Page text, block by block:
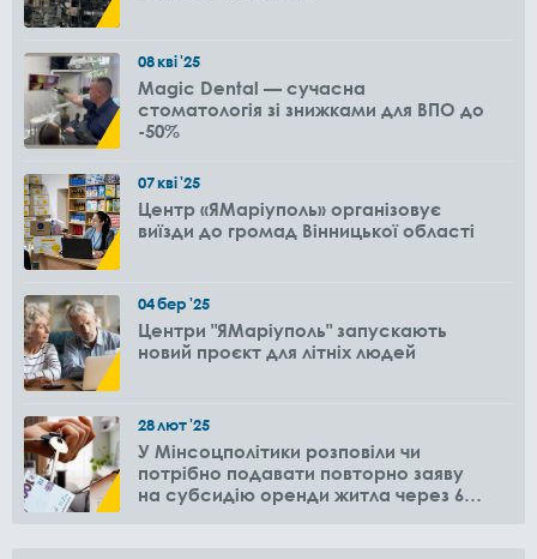
08кві'25
Magic Dental — сучасна
стоматологія зі знижками для ВПО до
-50%
07кві'25
Центр «ЯМаріуполь» організовує
виїзди до громад Вінницької області
04бер'25
Центри "ЯМаріуполь" запускають
новий проєкт для літніх людей
28лют'25
У Мінсоцполітики розповіли чи
потрібно подавати повторно заяву
на субсидію оренди житла через 6